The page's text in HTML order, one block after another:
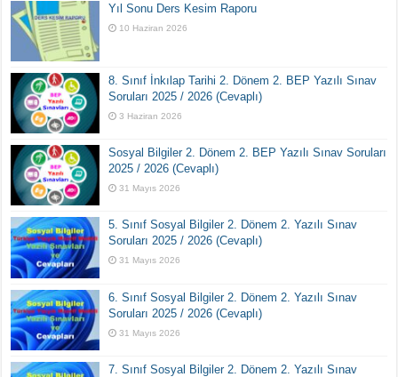
Yıl Sonu Ders Kesim Raporu
10 Haziran 2026
8. Sınıf İnkılap Tarihi 2. Dönem 2. BEP Yazılı Sınav
Soruları 2025 / 2026 (Cevaplı)
3 Haziran 2026
Sosyal Bilgiler 2. Dönem 2. BEP Yazılı Sınav Soruları
2025 / 2026 (Cevaplı)
31 Mayıs 2026
5. Sınıf Sosyal Bilgiler 2. Dönem 2. Yazılı Sınav
Soruları 2025 / 2026 (Cevaplı)
31 Mayıs 2026
6. Sınıf Sosyal Bilgiler 2. Dönem 2. Yazılı Sınav
Soruları 2025 / 2026 (Cevaplı)
31 Mayıs 2026
7. Sınıf Sosyal Bilgiler 2. Dönem 2. Yazılı Sınav